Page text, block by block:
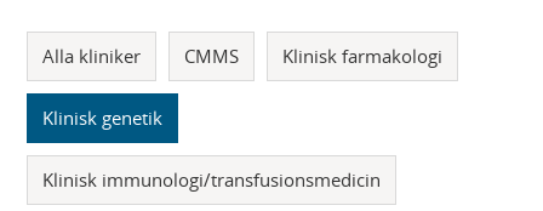
Alla kliniker CMMS Klinisk farmakologi
Klinisk genetik
Klinisk immunologi/transfusionsmedicin